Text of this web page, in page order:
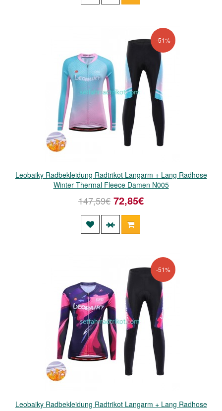
-51%
Leobaiky Radbekleidung Radtrikot Langarm + Lang Radhose
Winter Thermal Fleece Damen N005
147,59€ 72,85€
-51%
Leobaiky Radbekleidung Radtrikot Langarm + Lang Radhose